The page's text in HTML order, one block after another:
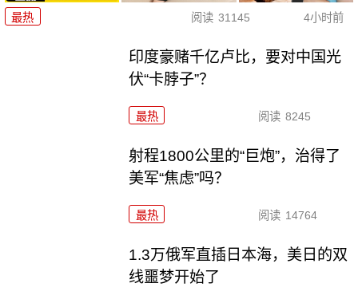
最热 阅读 31145 4小时前
印度豪赌千亿卢比，要对中国光
伏“卡脖子”？
最热 阅读 8245
射程1800公里的“巨炮”，治得了
美军“焦虑”吗？
最热 阅读 14764
1.3万俄军直插日本海，美日的双
线噩梦开始了